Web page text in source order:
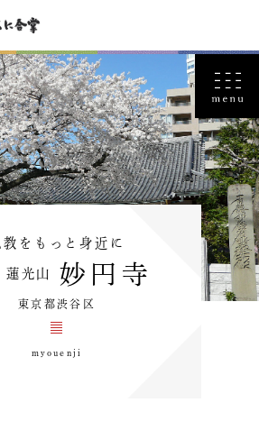
教をもっと身近に
光山 妙円寺
東京都渋谷区
myouenji